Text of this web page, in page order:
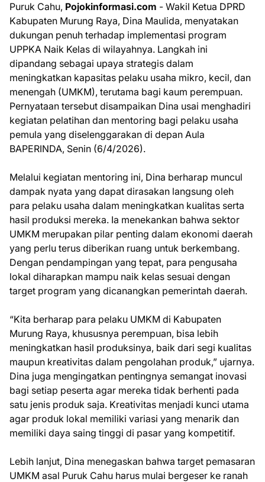
Puruk Cahu, Pojokinformasi.com - Wakil Ketua DPRD
Kabupaten Murung Raya, Dina Maulida, menyatakan
dukungan penuh terhadap implementasi program
UPPKA Naik Kelas di wilayahnya. Langkah ini
dipandang sebagai upaya strategis dalam
meningkatkan kapasitas pelaku usaha mikro, kecil, dan
menengah (UMKM), terutama bagi kaum perempuan.
Pernyataan tersebut disampaikan Dina usai menghadiri
kegiatan pelatihan dan mentoring bagi pelaku usaha
pemula yang diselenggarakan di depan Aula
BAPERINDA, Senin (6/4/2026).
Melalui kegiatan mentoring ini, Dina berharap muncul
dampak nyata yang dapat dirasakan langsung oleh
para pelaku usaha dalam meningkatkan kualitas serta
hasil produksi mereka. Ia menekankan bahwa sektor
UMKM merupakan pilar penting dalam ekonomi daerah
yang perlu terus diberikan ruang untuk berkembang.
Dengan pendampingan yang tepat, para pengusaha
lokal diharapkan mampu naik kelas sesuai dengan
target program yang dicanangkan pemerintah daerah.
“Kita berharap para pelaku UMKM di Kabupaten
Murung Raya, khususnya perempuan, bisa lebih
meningkatkan hasil produksinya, baik dari segi kualitas
maupun kreativitas dalam pengolahan produk,” ujarnya.
Dina juga mengingatkan pentingnya semangat inovasi
bagi setiap peserta agar mereka tidak berhenti pada
satu jenis produk saja. Kreativitas menjadi kunci utama
agar produk lokal memiliki variasi yang menarik dan
memiliki daya saing tinggi di pasar yang kompetitif.
Lebih lanjut, Dina menegaskan bahwa target pemasaran
UMKM asal Puruk Cahu harus mulai bergeser ke ranah